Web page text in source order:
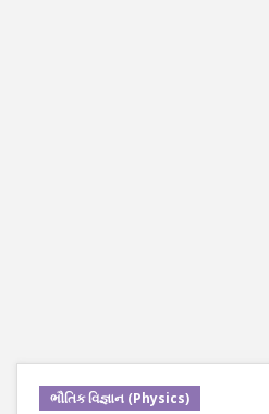
ભૌતિક વિજ્ઞાન (Physics)